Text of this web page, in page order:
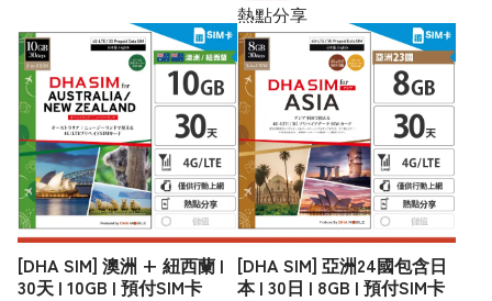
熱點分享
[DHA SIM] 澳洲 + 紐西蘭 |
30天 | 10GB | 預付SIM卡
[DHA SIM] 亞洲24國包含日
本 | 30日 | 8GB | 預付SIM卡